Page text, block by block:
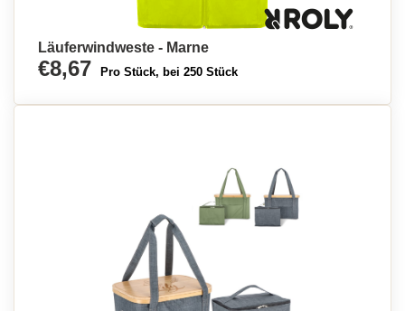
Läuferwindweste - Marne
€8,67 Pro Stück, bei 250 Stück